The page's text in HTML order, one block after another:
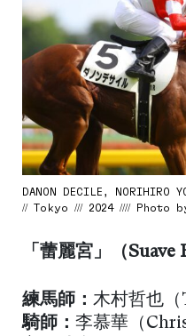
DANON DECILE, NORIHIRO
// Tokyo /// 2024 //// Photo
「蕾麗宮」（
練馬師： 木村哲也（
騎師： 李慕華（